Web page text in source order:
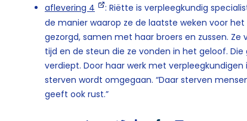
aflevering 4
: Riëtte is verpleegkundig
de manier waarop ze de laatste weken voor
gezorgd, samen met haar broers en zussen.
tijd en de steun die ze vonden in het geloof.
verdiept. Door haar werk met
sterven wordt omgegaan. “Daar sterven
geeft ook rust.”